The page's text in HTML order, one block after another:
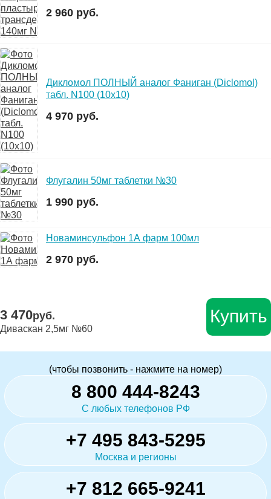
2 960 руб.
Дикломол ПОЛНЫЙ аналог Фаниган (Diclomol)
табл. N100 (10х10)
4 970 руб.
Флугалин 50мг таблетки №30
1 990 руб.
Новаминсульфон 1А фарм 100мл
2 970 руб.
3 470руб.
Диваскан 2,5мг №60
Купить
(чтобы позвонить - нажмите на номер)
8 800 444-8243
С любых телефонов РФ
+7 495 843-5295
Москва и регионы
+7 812 665-9241